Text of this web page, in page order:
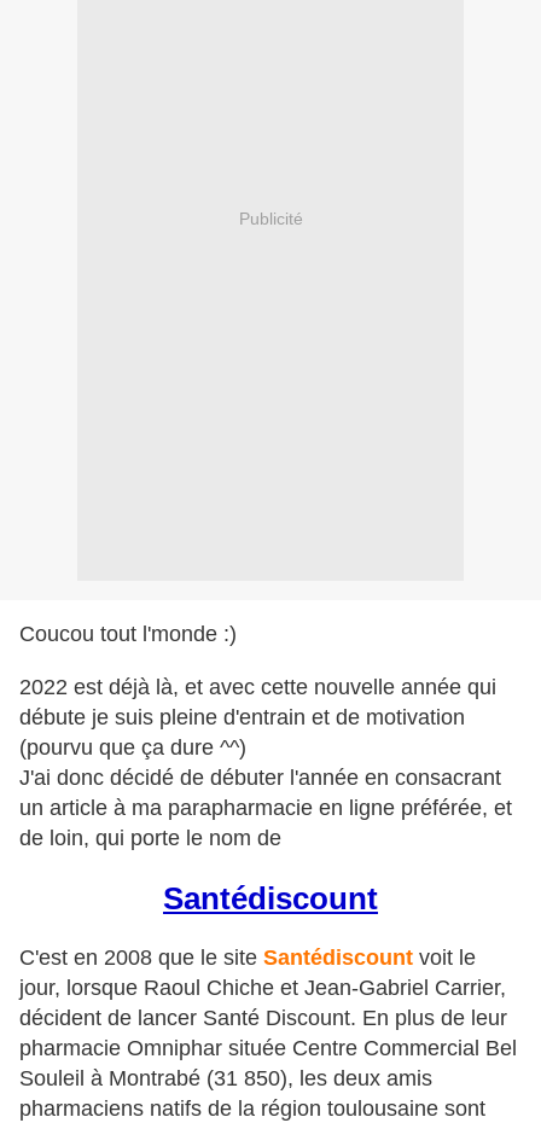
Publicité
Coucou tout l'monde :)
2022 est déjà là, et avec cette nouvelle année qui
débute je suis pleine d'entrain et de motivation
(pourvu que ça dure ^^)
J'ai donc décidé de débuter l'année en consacrant
un article à ma parapharmacie en ligne préférée, et
de loin, qui porte le nom de
Santédiscount
C'est en 2008 que le site Santédiscount voit le
jour, lorsque Raoul Chiche et Jean-Gabriel Carrier,
décident de lancer Santé Discount. En plus de leur
pharmacie Omniphar située Centre Commercial Bel
Souleil à Montrabé (31 850), les deux amis
pharmaciens natifs de la région toulousaine sont